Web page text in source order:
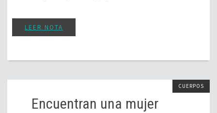
LEER NOTA
CUERPOS
Encuentran una mujer